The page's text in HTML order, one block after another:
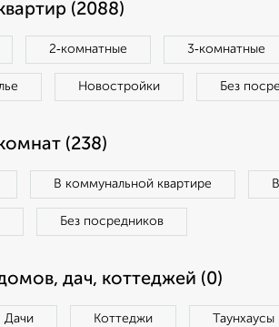
(2088)
2‑комнатные 3‑комнатные
Новостройки Без
(238)
В коммунальной квартире
Без посредников
дач, коттеджей (0)
Дачи Коттеджи Таунхаусы